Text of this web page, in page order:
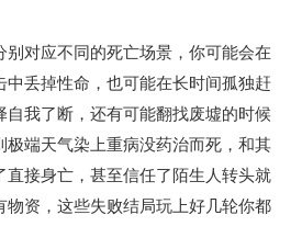
别对应不同的死亡场景，你可能会在
中丢掉性命，也可能在长时间孤独赶
自我了断，还有可能翻找废墟的时候
极端天气染上重病没药治而死，和其
直接身亡，甚至信任了陌生人转头就
物资，这些失败结局玩上好几轮你都